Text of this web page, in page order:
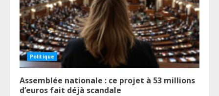
Politique
Assemblée nationale : ce projet à 53 millions
d’euros fait déjà scandale